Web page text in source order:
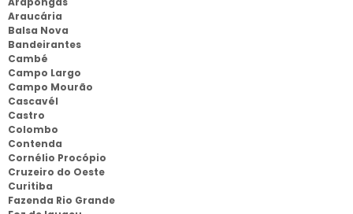
Araucária
Balsa Nova
Bandeirantes
Cambé
Campo Largo
Campo Mourão
Cascavél
Castro
Colombo
Contenda
Cornélio Procópio
Cruzeiro do Oeste
Curitiba
Fazenda Rio Grande